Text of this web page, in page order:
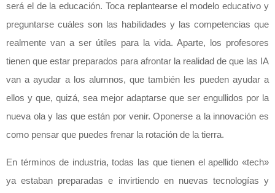
será el de la educación. Toca replantearse el modelo educativo y
preguntarse cuáles son las habilidades y las competencias que
realmente van a ser útiles para la vida. Aparte, los profesores
tienen que estar preparados para afrontar la realidad de que las IA
van a ayudar a los alumnos, que también les pueden ayudar a
ellos y que, quizá, sea mejor adaptarse que ser engullidos por la
nueva ola y las que están por venir. Oponerse a la innovación es
como pensar que puedes frenar la rotación de la tierra.
En términos de industria, todas las que tienen el apellido «tech»
ya estaban preparadas e invirtiendo en nuevas tecnologías y